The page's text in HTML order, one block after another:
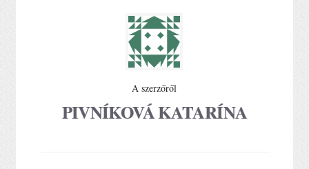
A szerzőről
PIVNÍKOVÁ KATARÍNA